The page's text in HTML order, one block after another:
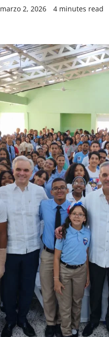
marzo 2, 2026 4 minutes read